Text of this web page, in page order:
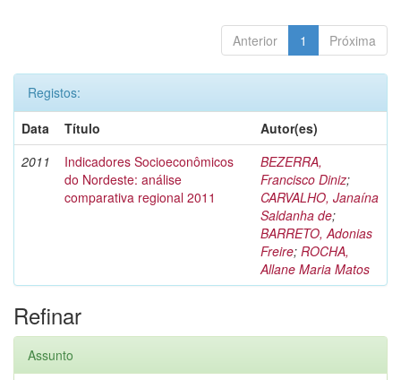
Anterior 1 Próxima
Registos:
Data
Título
Autor(es)
2011
Indicadores Socioeconômicos
do Nordeste: análise
comparativa regional 2011
BEZERRA,
Francisco Diniz;
CARVALHO, Janaína
Saldanha de;
BARRETO, Adonias
Freire; ROCHA,
Allane Maria Matos
Refinar
Assunto